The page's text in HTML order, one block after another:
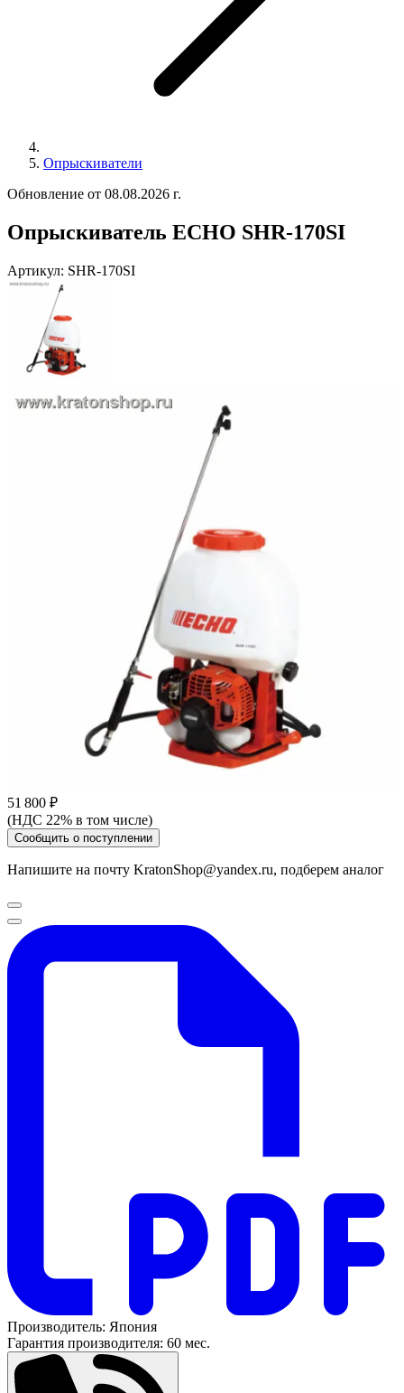
Опрыскиватели
Обновление от 08.08.2026 г.
Опрыскиватель ECHO SHR-170SI
Артикул: SHR-170SI
51 800 ₽
(НДС 22% в том числе)
Сообщить о поступлении
Напишите на почту KratonShop@yandex.ru, подберем аналог
Производитель: Япония
Гарантия производителя: 60 мес.